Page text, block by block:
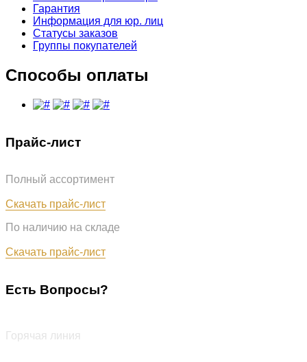
Гарантия
Информация для юр. лиц
Статусы заказов
Группы покупателей
Способы оплаты
Прайс-лист
Полный ассортимент
Скачать прайс-лист
По наличию на складе
Скачать прайс-лист
Есть Вопросы?
Горячая линия